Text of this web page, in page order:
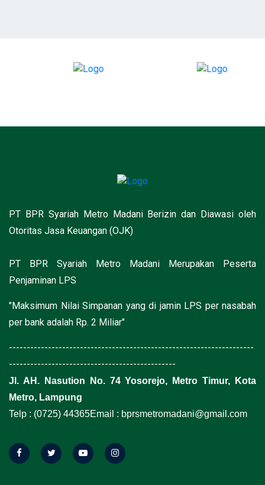
PT BPR Syariah Metro Madani Berizin dan Diawasi oleh
Otoritas Jasa Keuangan (OJK)
PT BPR Syariah Metro Madani Merupakan Peserta
Penjaminan LPS
"Maksimum Nilai Simpanan yang di jamin LPS per nasabah
per bank adalah Rp. 2 Miliar"
---------------------------------------------------------------------
-----------------------------------------------
Jl. AH. Nasution No. 74 Yosorejo, Metro Timur, Kota
Metro, Lampung
Telp : (0725) 44365Email : bprsmetromadani@gmail.com